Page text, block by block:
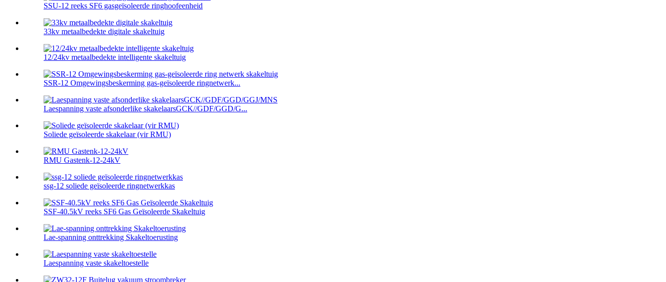
SSU-12 reeks SF6 gasgeïsoleerde ringhoofeenheid
33kv metaalbedekte digitale skakeltuig
12/24kv metaalbedekte intelligente skakeltuig
SSR-12 Omgewingsbeskerming gas-geïsoleerde ringnetwerk...
Laespanning vaste afsonderlike skakelaarsGCK//GDF/GGD/G...
Soliede geïsoleerde skakelaar (vir RMU)
RMU Gastenk-12-24kV
ssg-12 soliede geïsoleerde ringnetwerkkas
SSF-40.5kV reeks SF6 Gas Geïsoleerde Skakeltuig
Lae-spanning onttrekking Skakeltoerusting
Laespanning vaste skakeltoestelle